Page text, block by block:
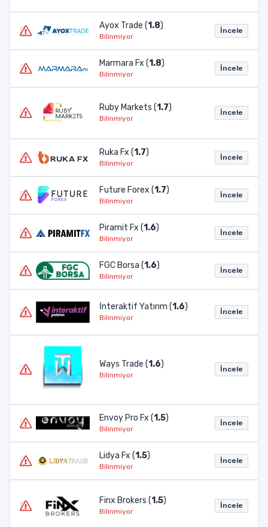
Ayox Trade (1.8)
Bilinmiyor
İncele
Marmara Fx (1.8)
Bilinmiyor
İncele
Ruby Markets (1.7)
Bilinmiyor
İncele
Ruka Fx (1.7)
Bilinmiyor
İncele
Future Forex (1.7)
Bilinmiyor
İncele
Piramit Fx (1.6)
Bilinmiyor
İncele
FGC Borsa (1.6)
Bilinmiyor
İncele
İnteraktif Yatırım (1.6)
Bilinmiyor
İncele
Ways Trade (1.6)
Bilinmiyor
İncele
Envoy Pro Fx (1.5)
Bilinmiyor
İncele
Lidya Fx (1.5)
Bilinmiyor
İncele
Finx Brokers (1.5)
Bilinmiyor
İncele